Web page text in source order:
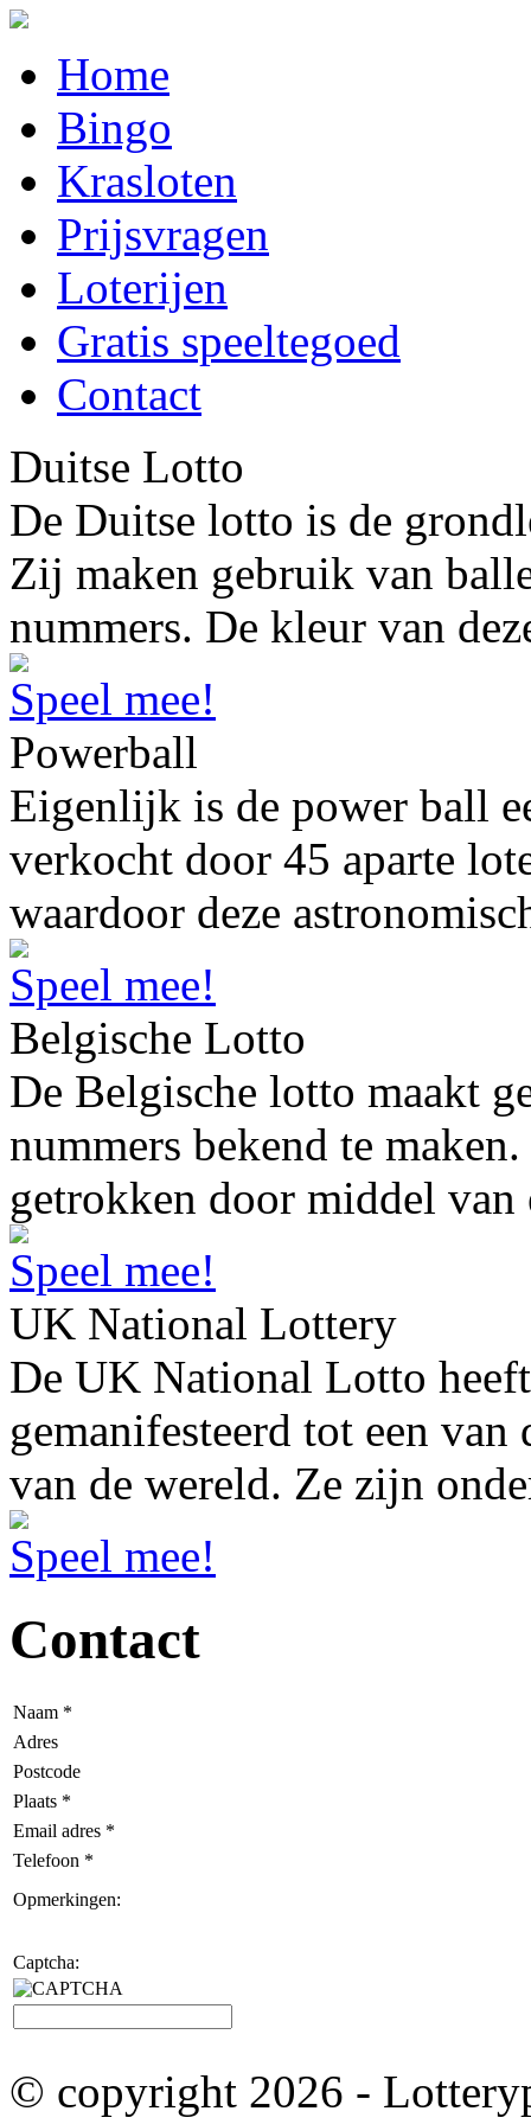
Home
Bingo
Krasloten
Prijsvragen
Loterijen
Gratis speeltegoed
Contact
Duitse Lotto
De Duitse lotto is de
Zij maken gebruik van
nummers. De kleur van
Speel mee!
Powerball
Eigenlijk is de power ball
verkocht door 45 aparte
waardoor deze
Speel mee!
Belgische Lotto
De Belgische lotto maakt
nummers bekend te
getrokken door middel van
Speel mee!
UK National Lottery
De UK National Lotto
gemanifesteerd tot een
van de wereld. Ze zijn
Speel mee!
Contact
Naam *
Adres
Postcode
Plaats *
Email adres *
Telefoon *
Opmerkingen:
Captcha:
© copyright 2026 -